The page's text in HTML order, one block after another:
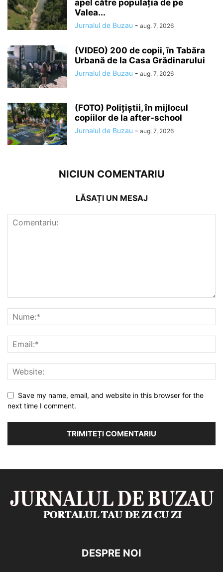
apel către populația de pe
Valea...
Jurnalul de Buzau - aug. 7, 2026
(VIDEO) 200 de copii, în Tabăra
Urbană de la Casa Grădinarului
Jurnalul de Buzau - aug. 7, 2026
(FOTO) Polițiștii, în mijlocul
copiilor de la after-school
Jurnalul de Buzau - aug. 7, 2026
NICIUN COMENTARIU
LĂSAȚI UN MESAJ
Save my name, email, and website in this browser for the
next time I comment.
DESPRE NOI